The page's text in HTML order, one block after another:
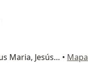
Jiron Mariscal Miller . Jesus Maria, Jesús María • Mapa